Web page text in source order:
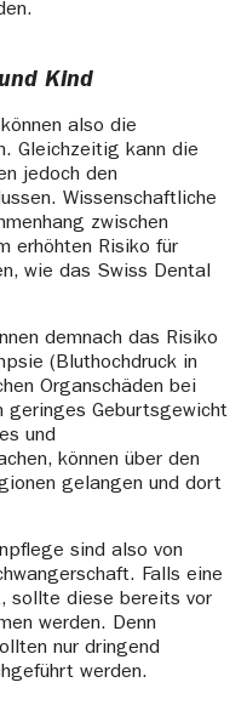
Kind
also die
Gleichzeitig kann die
jedoch den
Wissenschaftliche
zwischen
erhöhten Risiko für
wie das Swiss Dental
demnach das Risiko
(Bluthochdruck in
Organschäden bei
geringes Geburtsgewicht
und
können über den
gelangen und dort
sind also von
Falls eine
sollte diese bereits vor
werden. Denn
nur dringend
werden.